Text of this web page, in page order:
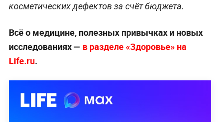
косметических дефектов за счёт бюджета.
Всё о медицине, полезных привычках и новых
исследованиях — в разделе «Здоровье» на
Life.ru.